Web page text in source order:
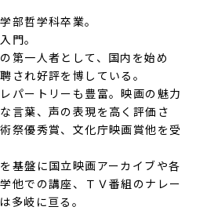
部哲学科卒業。
門。
第一人者として、国内を始め
され好評を博している。
パートリーも豊富。映画の魅力
言葉、声の表現を高く評価さ
祭優秀賞、文化庁映画賞他を受
基盤に国立映画アーカイブや各
他での講座、ＴＶ番組のナレー
多岐に亘る。